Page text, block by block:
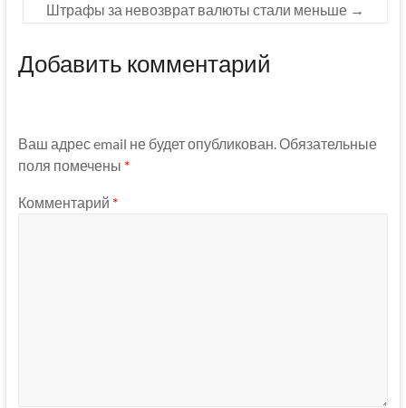
Штрафы за невозврат валюты стали меньше →
Добавить комментарий
Ваш адрес email не будет опубликован. Обязательные
поля помечены *
Комментарий *